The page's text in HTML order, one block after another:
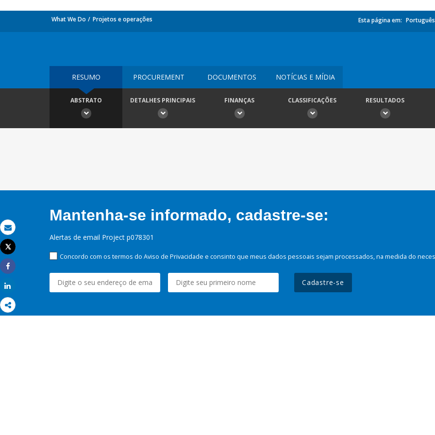
Email
Imprimir
Tweet
Share
What We Do Projetos e operações Esta página em: Português
RESUMO PROCUREMENT DOCUMENTOS NOTÍCIAS E MÍDIA
ABSTRATO DETALHES PRINCIPAIS FINANÇAS CLASSIFICAÇÕES RESULTADOS
Mantenha-se informado, cadastre-se:
Alertas de email Project p078301
Concordo com os termos do Aviso de Privacidade e consinto que meus dados pessoais sejam processados, na medida do
Cadastre-se